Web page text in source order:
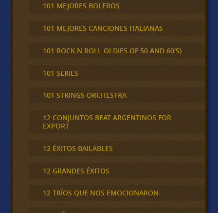
101 MEJORES BOLEROS
101 MEJORES CANCIONES ITALIANAS
101 ROCK N ROLL OLDIES OF 50 AND 60'S}
101 SERIES
101 STRINGS ORCHESTRA
12 CONJUNTOS BEAT ARGENTINOS FOR
EXPORT
12 ÉXITOS BAILABLES
12 GRANDES ÉXITOS
12 TRÍOS QUE NOS EMOCIONARON